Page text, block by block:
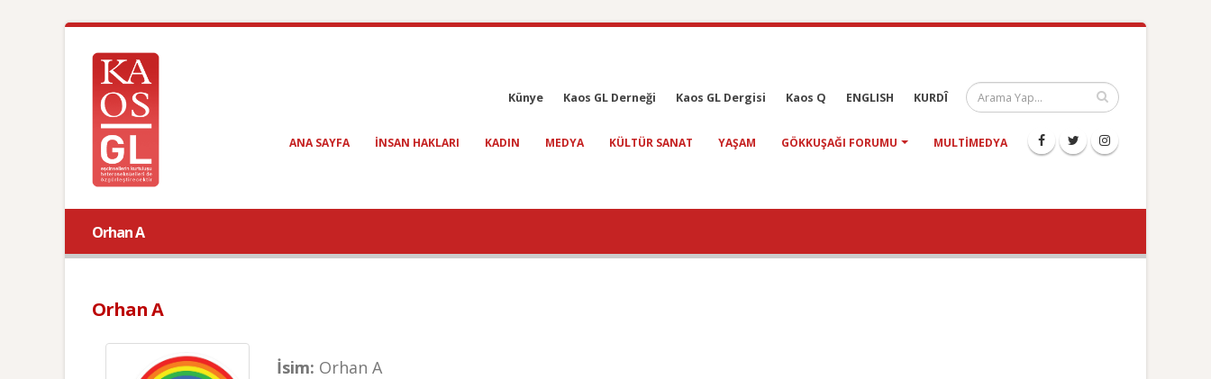
Künye Kaos GL Derneği Kaos GL Dergisi Kaos Q ENGLISH KURDÎ
ANA SAYFA INSAN HAKLARI KADIN MEDYA KÜLTÜR SANAT YAŞAM GÖKKUŞAĞI FORUMU MULTIMEDYA
Orhan A
Orhan A
İsim: Orhan A